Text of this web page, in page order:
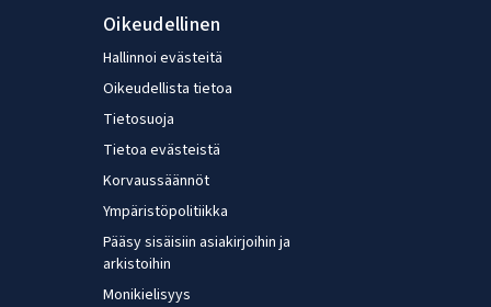
Oikeudellinen
Hallinnoi evästeitä
Oikeudellista tietoa
Tietosuoja
Tietoa evästeistä
Korvaussäännöt
Ympäristöpolitiikka
Pääsy sisäisiin asiakirjoihin ja
arkistoihin
Monikielisyys